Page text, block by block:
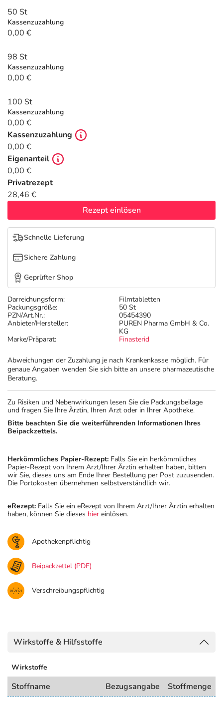
Tierapotheke
Vitamine & Mineralstoffe
Salus Deals
Darreichungsform:
Filmtabletten
Packungsgröße:
50 St
PZN/Art.Nr.:
05454390
Anbieter/Hersteller:
PUREN Pharma GmbH & Co.
KG
Marke/Präparat:
Finasterid
Abweichungen der Zuzahlung je nach Krankenkasse möglich. Für
genaue Angaben wenden Sie sich bitte an unsere pharmazeutische
Beratung.
50 St
Kassenzuzahlung
0,00 €
98 St
Kassenzuzahlung
0,00 €
100 St
Kassenzuzahlung
0,00 €
Kassenzuzahlung
0,00 €
Eigenanteil
0,00 €
Privatrezept
28,46 €
Rezept einlösen
Schnelle Lieferung
Sichere Zahlung
Geprüfter Shop
Zu Risiken und Nebenwirkungen lesen Sie die Packungsbeilage
und fragen Sie Ihre Ärztin, Ihren Arzt oder in Ihrer Apotheke.
Bitte beachten Sie die weiterführenden Informationen Ihres
Beipackzettels.
Herkömmliches Papier-Rezept: Falls Sie ein herkömmliches
Papier-Rezept von Ihrem Arzt/Ihrer Ärztin erhalten haben, bitten
wir Sie, dieses uns am Ende Ihrer Bestellung per Post zuzusenden.
Die Portokosten übernehmen selbstverständlich wir.
eRezept: Falls Sie ein eRezept von Ihrem Arzt/Ihrer Ärztin erhalten
haben, können Sie dieses hier einlösen.
Apothekenpflichtig
Beipackzettel (PDF)
Verschreibungspflichtig
Wirkstoffe & Hilfsstoffe
Wirkstoffe
Stoffname Bezugsangabe Stoffmenge